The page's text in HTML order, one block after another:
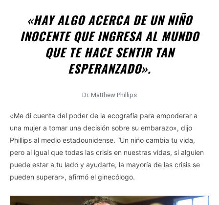
«HAY ALGO ACERCA DE UN NIÑO
INOCENTE QUE INGRESA AL MUNDO
QUE TE HACE SENTIR TAN
ESPERANZADO».
Dr. Matthew Phillips
«Me di cuenta del poder de la ecografía para empoderar a
una mujer a tomar una decisión sobre su embarazo», dijo
Phillips al medio estadounidense. “Un niño cambia tu vida,
pero al igual que todas las crisis en nuestras vidas, si alguien
puede estar a tu lado y ayudarte, la mayoría de las crisis se
pueden superar», afirmó el ginecólogo.